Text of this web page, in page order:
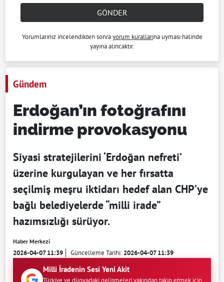
GÖNDER
Yorumlarınız incelendikten sonrayorum kurallarına uyması halinde
yayına alıncaktır.
Gündem
Erdoğan’ın fotoğrafını
indirme provokasyonu
Siyasi stratejilerini ‘Erdoğan nefreti’
üzerine kurgulayan ve her fırsatta
seçilmiş meşru iktidarı hedef alan CHP’ye
bağlı belediyelerde “milli irade”
hazımsızlığı sürüyor.
Haber Merkezi
2026-04-07 11:39 Güncelleme Tarihi:2026-04-07 11:39
Milli İradenin Sesi Yeni Akit
Türkiye ve dünyadaki gelişmeleri yakından takip etmek için